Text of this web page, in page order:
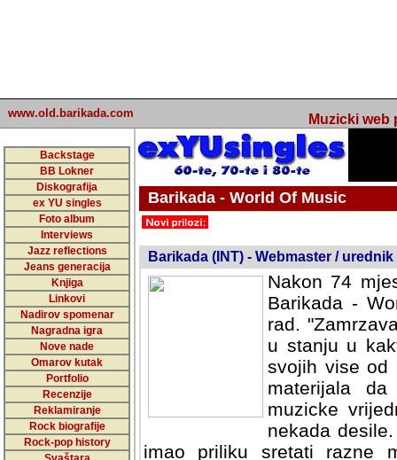
www.old.barikada.com Muzicki web
Backstage
BB Lokner
Diskografija
ex YU singles
Foto album
Interviews
Jazz reflections
Jeans generacija
Knjiga
Linkovi
Nadirov spomenar
Nagradna igra
Nove nade
Omarov kutak
Portfolio
Recenzije
Reklamiranje
Rock biografije
Rock-pop history
Barikada - World Of Music
Barikada (INT) - Webmaster / urednik
Nakon 74
Barikada -
rad.
u stanju u
svojih vise od
materijala
muzicke
nekada
imao priliku sretati razne